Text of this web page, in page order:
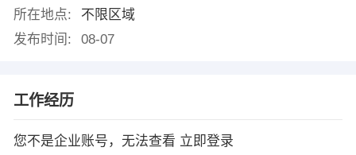
所在地点:
不限区域
发布时间:
08-07
工作经历
您不是企业账号，无法查看 立即登录